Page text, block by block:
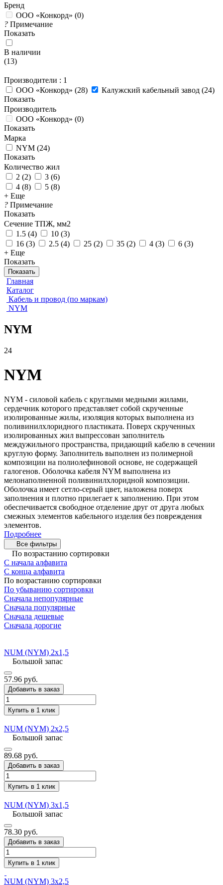
Бренд
ООО «Конкорд» (0)
? Примечание
Показать
В наличии
(13)
Производители : 1
ООО «Конкорд» (28) Калужский кабельный завод (24)
Показать
Производитель
ООО «Конкорд» (0)
Показать
Марка
NYM (24)
Показать
Количество жил
2 (2) 3 (6)
4 (8) 5 (8)
+ Еще
? Примечание
Показать
Сечение ТПЖ, мм2
1.5 (4) 10 (3)
16 (3) 2.5 (4) 25 (2) 35 (2) 4 (3) 6 (3)
+ Еще
Показать
Показать
Главная
Каталог
Кабель и провод (по маркам)
NYM
NYM
24
NYM
NYM - силовой кабель с круглыми медными жилами,
сердечник которого представляет собой скрученные
изолированные жилы, изоляция которых выполнена из
поливинилхлоридного пластиката. Поверх скрученных
изолированных жил выпрессован заполнитель
междужильного пространства, придающий кабелю в сечении
круглую форму. Заполнитель выполнен из полимерной
композиции на полиолефиновой основе, не содержащей
галогенов. Оболочка кабеля NYM выполнена из
мелонаполненной поливинилхлоридной композиции.
Оболочка имеет сетло-серый цвет, наложена поверх
заполнения и плотно прилегает к заполнению. При этом
обеспечивается свободное отделение друг от друга любых
смежных элементов кабельного изделия без повреждения
элементов.
Подробнее
Все фильтры
По возрастанию сортировки
С начала алфавита
С конца алфавита
По возрастанию сортировки
По убыванию сортировки
Сначала непопулярные
Сначала популярные
Сначала дешевые
Сначала дорогие
NUM (NYM) 2x1,5
Большой запас
57.96 руб.
Добавить в заказ
Купить в 1 клик
NUM (NYM) 2x2,5
Большой запас
89.68 руб.
Добавить в заказ
Купить в 1 клик
NUM (NYM) 3x1,5
Большой запас
78.30 руб.
Добавить в заказ
Купить в 1 клик
NUM (NYM) 3x2,5